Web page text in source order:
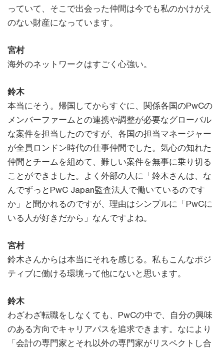
っていて、そこで出会った仲間は今でも私のかけがえ
のない財産になっています。
宮村
海外のネットワークはすごく心強い。
鈴木
本当にそう。帰国してからすぐに、関係各国のPwCの
メンバーファームとの連携や調整が必要なグローバル
な案件を担当したのですが、各国の担当マネージャー
が全員ロンドン時代の仕事仲間でした。気心の知れた
仲間とチームを組めて、難しい案件を無事に乗り切る
ことができました。よく外部の人に「鈴木さんは、な
んでずっとPwC Japan監査法人で働いているのです
か」と聞かれるのですが、理由はシンプルに「PwCに
いる人が好きだから」なんですよね。
宮村
鈴木さんからは本当にそれを感じる。私もこんなポジ
ティブに働ける環境って他にないと思います。
鈴木
わざわざ転職をしなくても、PwCの中で、自分の興味
のある方向でキャリアパスを追求できます。なにより
「会計の専門家とそれ以外の専門家がリスペクトし合